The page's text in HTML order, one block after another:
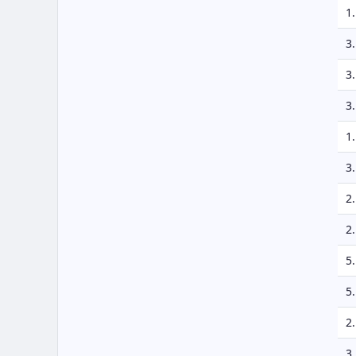
1.
3.
3.
3.
1.
3.
2.
2.
5.
5.
2.